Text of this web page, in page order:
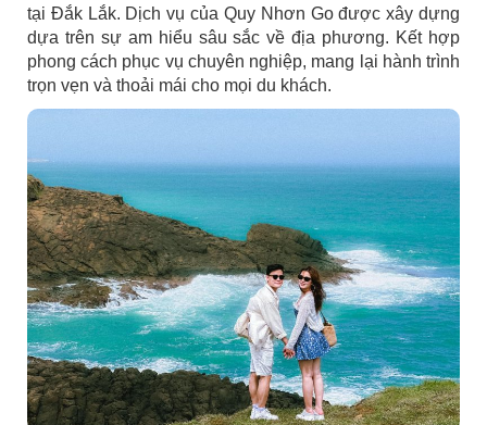
tại Đắk Lắk. Dịch vụ của Quy Nhơn Go được xây dựng
dựa trên sự am hiểu sâu sắc về địa phương. Kết hợp
phong cách phục vụ chuyên nghiệp, mang lại hành trình
trọn vẹn và thoải mái cho mọi du khách.